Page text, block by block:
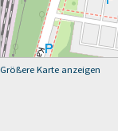
Größere Karte anzeigen